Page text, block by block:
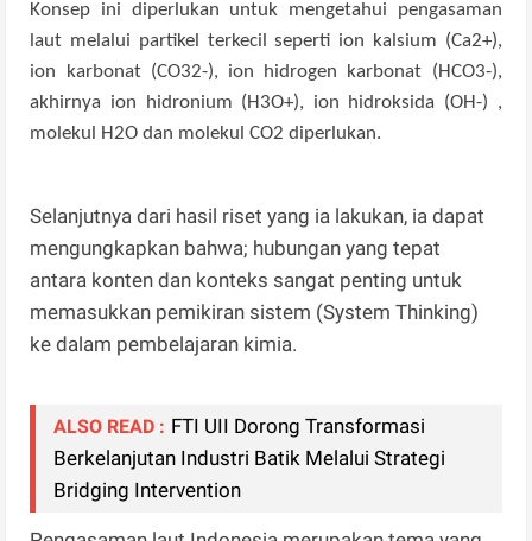
Konsep ini diperlukan untuk mengetahui pengasaman
laut melalui partikel terkecil seperti ion kalsium (Ca2+),
ion karbonat (CO32-), ion hidrogen karbonat (HCO3-),
akhirnya ion hidronium (H3O+), ion hidroksida (OH-) ,
molekul H2O dan molekul CO2 diperlukan.
Selanjutnya dari hasil riset yang ia lakukan, ia dapat
mengungkapkan bahwa; hubungan yang tepat
antara konten dan konteks sangat penting untuk
memasukkan pemikiran sistem (System Thinking)
ke dalam pembelajaran kimia.
ALSO READ : ​FTI UII Dorong Transformasi
Berkelanjutan Industri Batik Melalui Strategi
Bridging Intervention